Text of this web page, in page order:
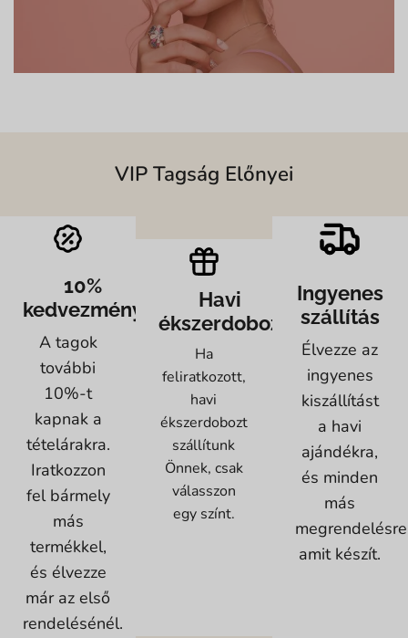
VIP Tagság Előnyei
10%
kedvezmény
A tagok
további
10%-t
kapnak a
tételárakra.
Iratkozzon
fel bármely
más
termékkel,
és élvezze
már az első
rendelésénél.
Havi
ékszerdoboz
Ha
feliratkozott,
havi
ékszerdobozt
szállítunk
Önnek, csak
válasszon
egy színt.
Ingyenes
szállítás
Élvezze az
ingyenes
kiszállítást
a havi
ajándékra,
és minden
más
amit készít.